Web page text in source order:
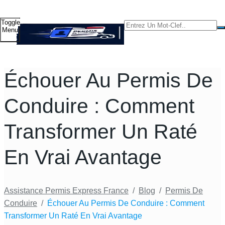
Toggle
Menu
Échouer Au Permis De
Conduire : Comment
Transformer Un Raté
En Vrai Avantage
Assistance Permis Express France / Blog / Permis De
Conduire / Échouer Au Permis De Conduire : Comment
Transformer Un Raté En Vrai Avantage